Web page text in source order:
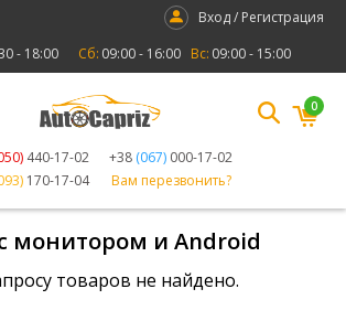
Вход / Регистрация
- 18:00 Сб: 09:00 - 16:00 Вс: 09:00 - 15:00
440-17-02 +38 (067) 000-17-02
170-17-04 Вам перезвонить?
0
монитором и Android
товаров не найдено.